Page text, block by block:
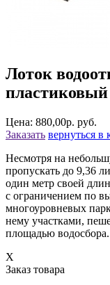
Лоток
пластиковый
Цена: 880,00р. руб.
Заказать вернуться в
Несмотря на
пропускать до 9,36
один метр своей
с ограничением по
многоуровневых
нему участками,
площадью водосбора.
X
Заказ товара